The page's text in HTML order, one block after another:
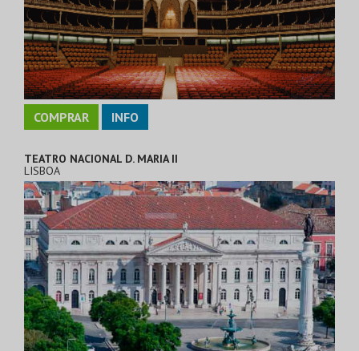
COMPRAR INFO
TEATRO NACIONAL D. MARIA II
LISBOA